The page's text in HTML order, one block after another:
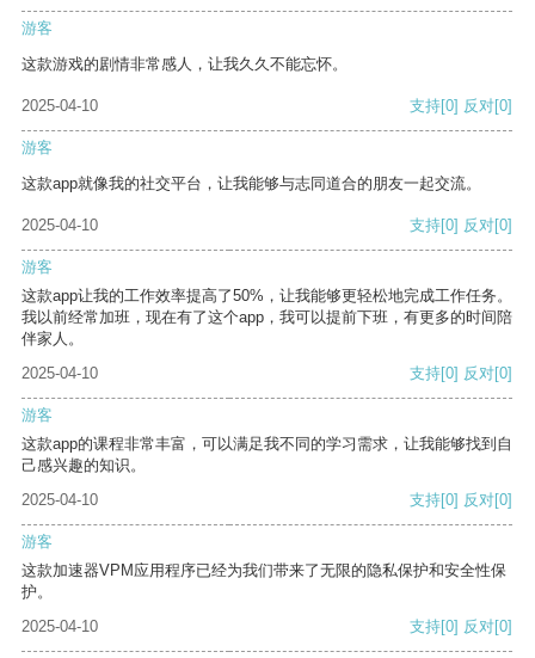
游客
这款游戏的剧情非常感人，让我久久不能忘怀。
2025-04-10 支持[0] 反对[0]
游客
这款app就像我的社交平台，让我能够与志同道合的朋友一起交流。
2025-04-10 支持[0] 反对[0]
游客
这款app让我的工作效率提高了50%，让我能够更轻松地完成工作任务。
我以前经常加班，现在有了这个app，我可以提前下班，有更多的时间陪
伴家人。
2025-04-10
支持[0] 反对[0]
游客
这款app的课程非常丰富，可以满足我不同的学习需求，让我能够找到自
己感兴趣的知识。
2025-04-10
支持[0] 反对[0]
游客
这款加速器VPM应用程序已经为我们带来了无限的隐私保护和安全性保
护。
2025-04-10
支持[0] 反对[0]